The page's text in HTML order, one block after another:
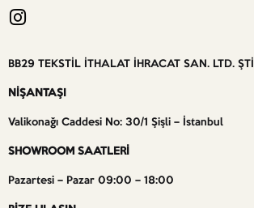
BB29 TEKSTİL İTHALAT İHRACAT SAN. LTD. ŞTİ
NİŞANTAŞI
Valikonağı Caddesi No: 30/1 Şişli – İstanbul
SHOWROOM SAATLERİ
Pazartesi – Pazar 09:00 – 18:00